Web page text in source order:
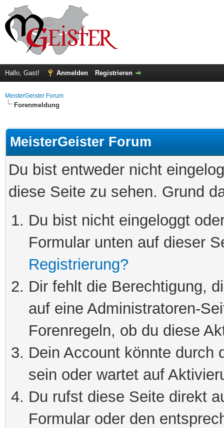
Hallo, Gast! Anmelden Registrieren
MeisterGeister Forum
Forenmeldung
MeisterGeister Forum
Du bist entweder nicht
diese Seite zu sehen. Grund
Du bist nicht eingeloggt
Formular unten auf dieser
Registrierung?
Dir fehlt die Berechtigung,
auf eine Administratoren-
Forenregeln, ob du diese
Dein Account könnte durch
sein oder wartet auf
Du rufst diese Seite direkt
Formular oder den